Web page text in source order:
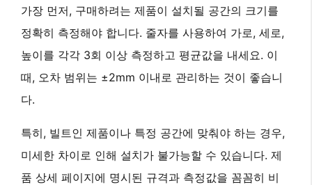
가장 먼저, 구매하려는 제품이 설치될 공간의 크기를
정확히 측정해야 합니다. 줄자를 사용하여 가로, 세로,
높이를 각각 3회 이상 측정하고 평균값을 내세요. 이
때, 오차 범위는 ±2mm 이내로 관리하는 것이 좋습니
다.
특히, 빌트인 제품이나 특정 공간에 맞춰야 하는 경우,
미세한 차이로 인해 설치가 불가능할 수 있습니다. 제
품 상세 페이지에 명시된 규격과 측정값을 꼼꼼히 비